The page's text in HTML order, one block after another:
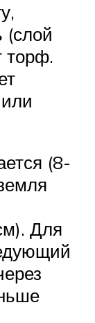
(слой
торф.
(8-
Для